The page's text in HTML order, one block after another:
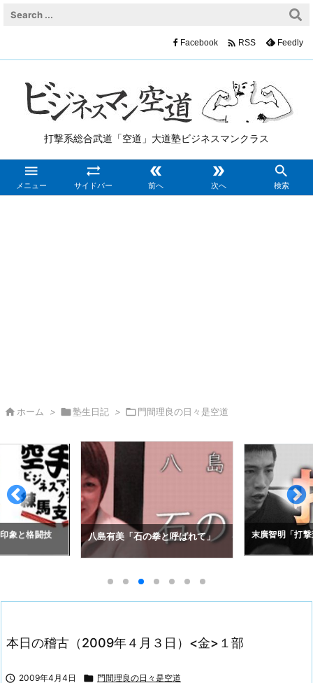
打撃系総合武道「空道」大道塾ビジネスマンクラス

メニュー

サイドバー

前へ

次へ

検索
Facebook  RSS Feedly
 ホーム > 塾生日記 > 門間理良の日々是空道
象と格闘技 八島有美「石の拳と呼ばれて」 末廣智明「打
本日の稽古（2009年４月３日）<金>１部
 2009年4月4日  門間理良の日々是空道